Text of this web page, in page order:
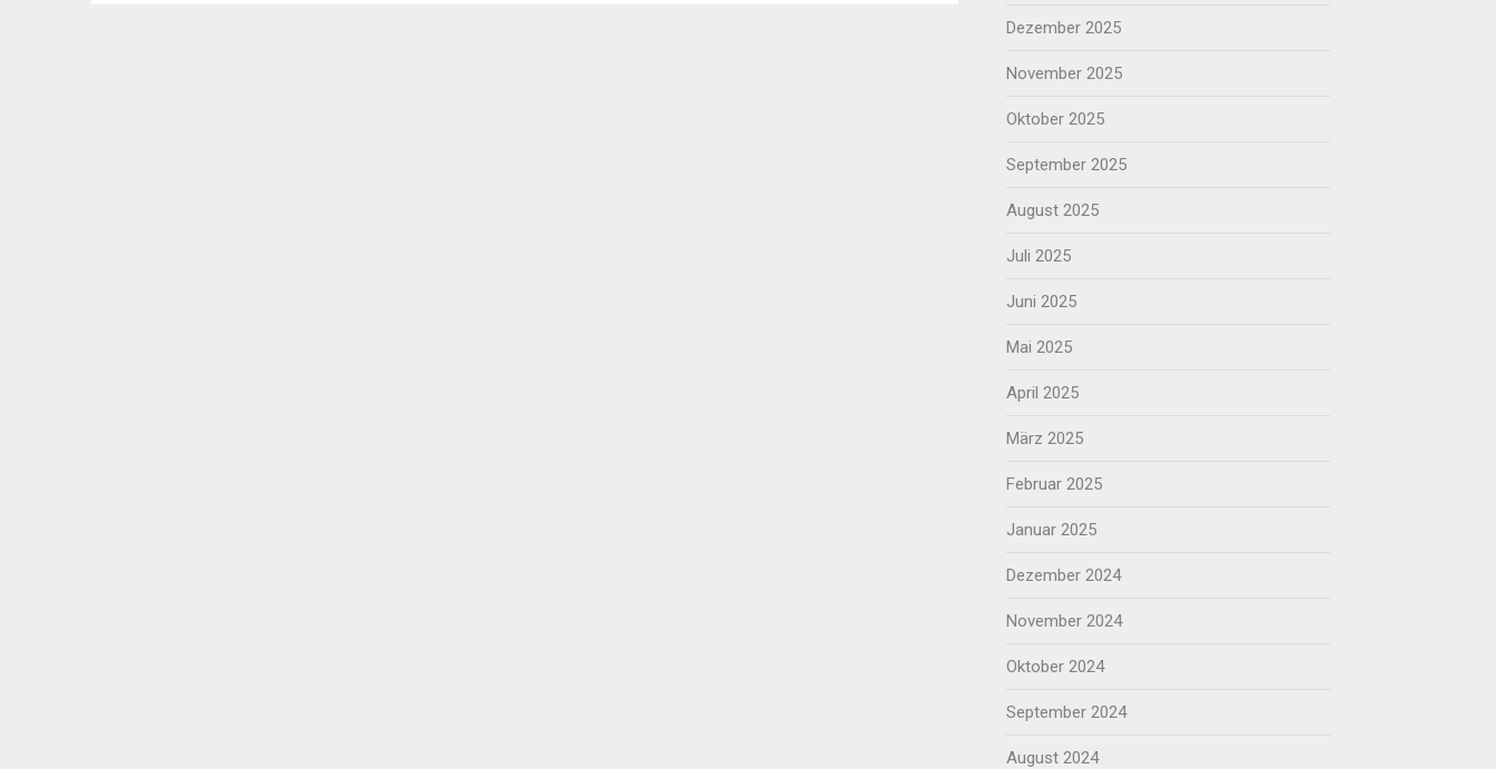
Dezember 2025
November 2025
Oktober 2025
September 2025
August 2025
Juli 2025
Juni 2025
Mai 2025
April 2025
März 2025
Februar 2025
Januar 2025
Dezember 2024
November 2024
Oktober 2024
September 2024
August 2024